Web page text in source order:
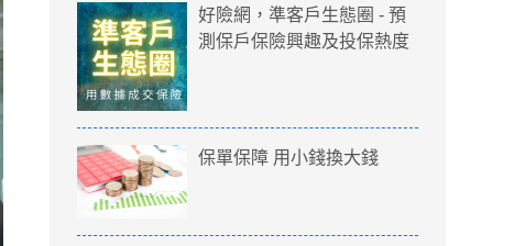
好險網，準客戶生態圈 - 預
測保戶保險興趣及投保熱度
保單保障 用小錢換大錢